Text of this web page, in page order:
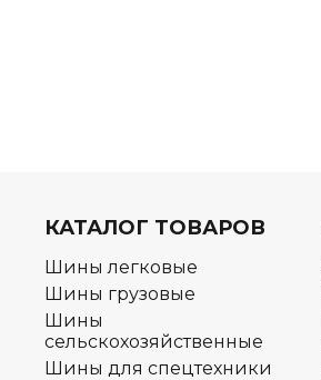
КАТАЛОГ ТОВАРОВ
Шины легковые
Шины грузовые
Шины
сельскохозяйственные
Шины для спецтехники